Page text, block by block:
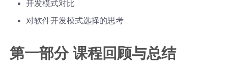
开发模式对比
对软件开发模式选择的思考
第一部分 课程回顾与总结